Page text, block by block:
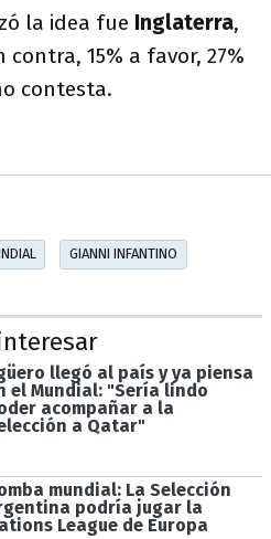
la idea fue Inglaterra,
15% a favor, 27%
contesta.
GIANNI INFANTINO
llegó al país y ya piensa
el Mundial: "Sería lindo
acompañar a la
a Qatar"
mundial: La Selección
podría jugar la
League de Europa